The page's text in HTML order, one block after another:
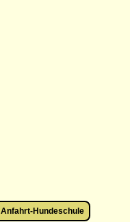
▼
Anfahrt-Hundeschule